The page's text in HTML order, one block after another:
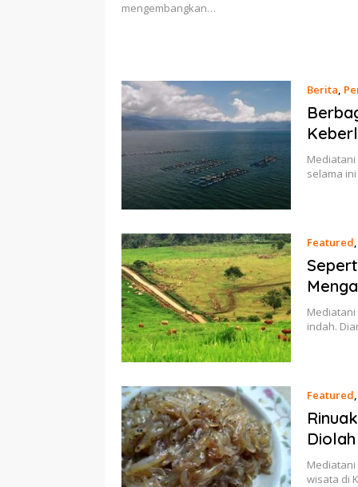
mengembangkan…
Berita,
selama
Featured,
indah.
Featured,
wisata di